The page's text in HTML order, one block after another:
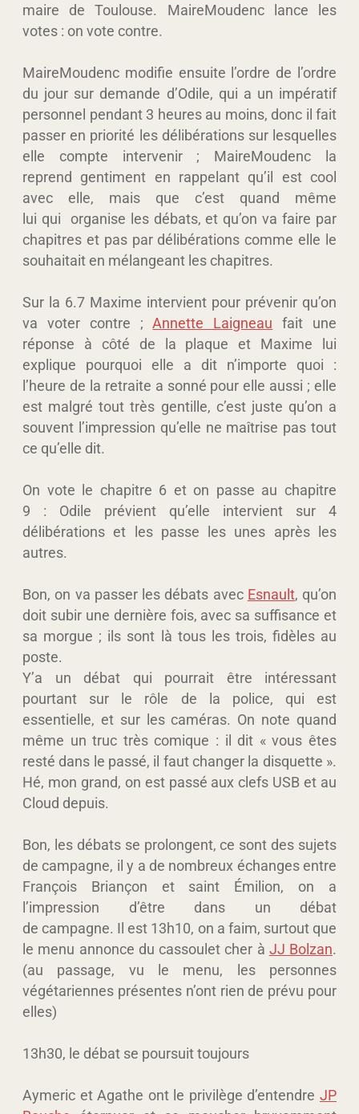
maire de Toulouse. MaireMoudenc lance les
votes : on vote contre.
MaireMoudenc modifie ensuite l’ordre de l’ordre
du jour sur demande d’Odile, qui a un impératif
personnel pendant 3 heures au moins, donc il fait
passer en priorité les délibérations sur lesquelles
elle compte intervenir ; MaireMoudenc la
reprend gentiment en rappelant qu’il est cool
avec elle, mais que c’est quand même
lui qui organise les débats, et qu’on va faire par
chapitres et pas par délibérations comme elle le
souhaitait en mélangeant les chapitres.
Sur la 6.7 Maxime intervient pour prévenir qu’on
va voter contre ;Annette Laigneau fait une
réponse à côté de la plaque et Maxime lui
explique pourquoi elle a dit n’importe quoi :
l’heure de la retraite a sonné pour elle aussi ; elle
est malgré tout très gentille, c’est juste qu’on a
souvent l’impression qu’elle ne maîtrise pas tout
ce qu’elle dit.
On vote le chapitre 6 et on passe au chapitre
9 : Odile prévient qu’elle intervient sur 4
délibérations et les passe les unes après les
autres.
Bon, on va passer les débats avec Esnault, qu’on
doit subir une dernière fois, avec sa suffisance et
sa morgue ; ils sont là tous les trois, fidèles au
poste.
Y’a un débat qui pourrait être intéressant
pourtant sur le rôle de la police, qui est
essentielle, et sur les caméras. On note quand
même un truc très comique : il dit « vous êtes
resté dans le passé, il faut changer la disquette ».
Hé, mon grand, on est passé aux clefs USB et au
Cloud depuis.
Bon, les débats se prolongent, ce sont des sujets
de campagne, il y a de nombreux échanges entre
François Briançon et saint Émilion, on a
l’impression d’être dans un débat
de campagne. Il est 13h10, on a faim, surtout que
le menu annonce du cassoulet cher à JJ Bolzan.
(au passage, vu le menu, les personnes
végétariennes présentes n’ont rien de prévu pour
elles)
13h30, le débat se poursuit toujours
Aymeric et Agathe ont le privilège d’entendre JP